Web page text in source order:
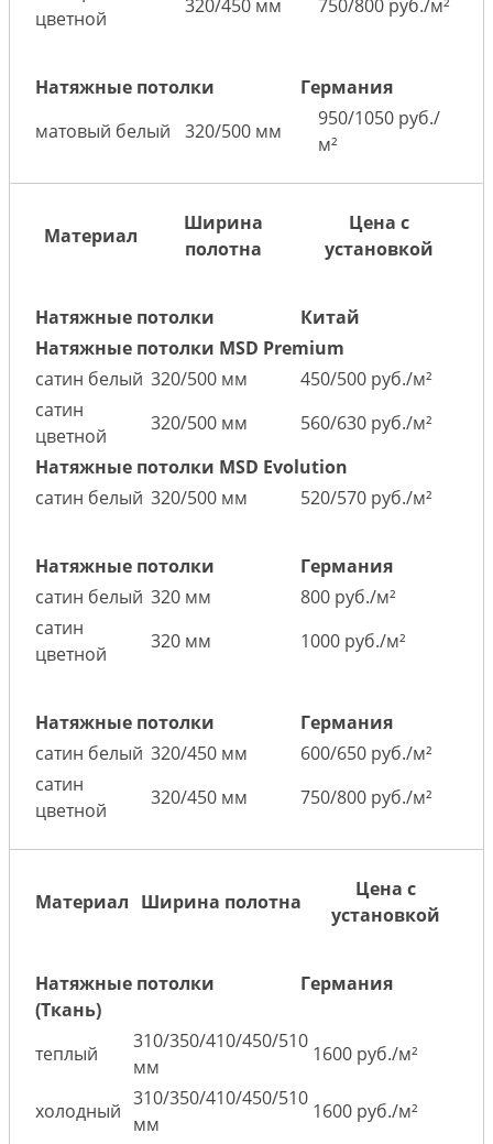
цветной
320/450 мм 750/800 руб./м²
Натяжные потолки
Германия
матовый белый
320/500 мм
950/1050 руб./
м²
Материал
Ширина
полотна
Цена с
установкой
Натяжные потолки
Китай
Натяжные потолки MSD Premium
сатин белый 320/500 мм
450/500 руб./м²
сатин
цветной
320/500 мм
560/630 руб./м²
Натяжные потолки MSD Evolution
сатин белый 320/500 мм 520/570 руб./м²
Натяжные потолки
Германия
сатин белый 320 мм
800 руб./м²
сатин
цветной
320 мм 1000 руб./м²
Натяжные потолки
Германия
сатин белый 320/450 мм
600/650 руб./м²
сатин
цветной
320/450 мм 750/800 руб./м²
Материал Ширина полотна
Цена с
установкой
Натяжные потолки
Германия
(Ткань)
теплый
310/350/410/450/510
мм
1600 руб./м²
холодный
310/350/410/450/510
мм
1600 руб./м²